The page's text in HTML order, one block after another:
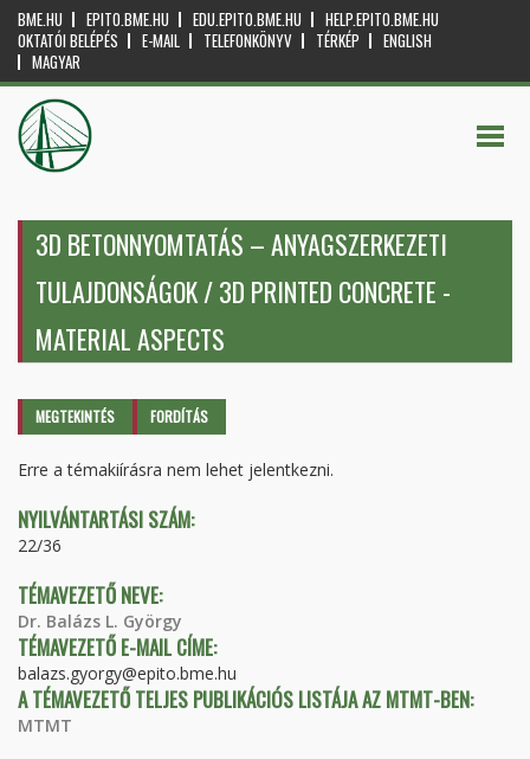
BME.HU EPITO.BME.HU EDU.EPITO.BME.HU
HELP.EPITO.BME.HU
OKTATÓI BELÉPÉS
E-MAIL TELEFONKÖNYV TÉRKÉP
ENGLISH
MAGYAR
3D BETONNYOMTATÁS – ANYAGSZERKEZETI
TULAJDONSÁGOK / 3D PRINTED CONCRETE -
MATERIAL ASPECTS
Elsődleges fülek
MEGTEKINTÉS (AKTÍVFORDÍTÁS
Erre a témakiírásra nem lehet jelentkezni.
NYILVÁNTARTÁSI SZÁM:
22/36
TÉMAVEZETŐ NEVE:
Dr. Balázs L. György
TÉMAVEZETŐ E-MAIL CÍME:
balazs.gyorgy@epito.bme.hu
A TÉMAVEZETŐ TELJES PUBLIKÁCIÓS LISTÁJA AZ MTMT-BEN:
MTMT